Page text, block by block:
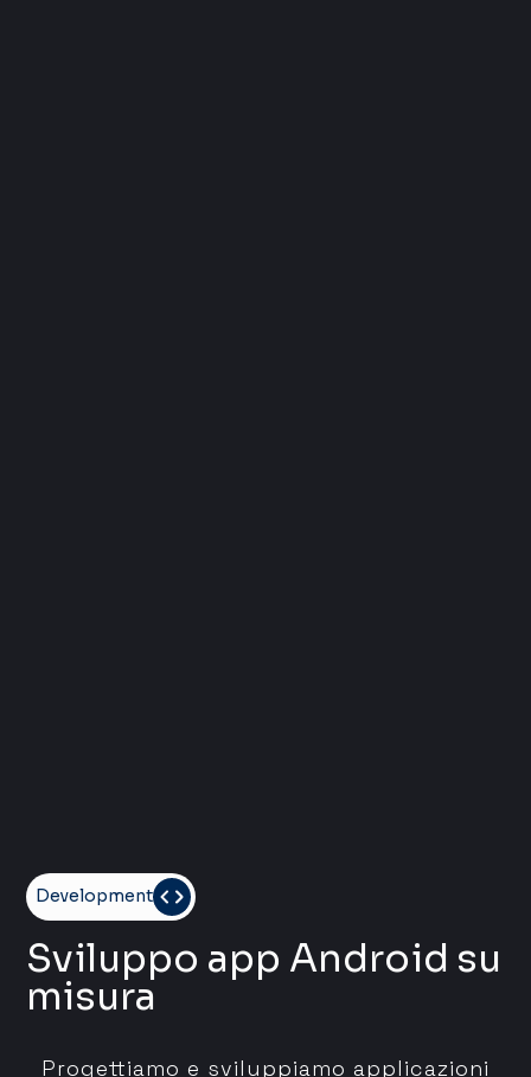
Development
Sviluppo app Android su
misura
Progettiamo e sviluppiamo applicazioni